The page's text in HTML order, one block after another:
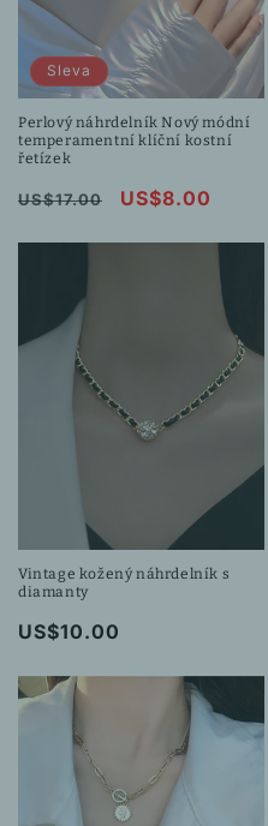
Sleva
Perlový náhrdelník Nový módní
temperamentní klíční kostní
řetízek
Běžná
US$17.00
Výprodejová
US$8.00
Vintage kožený náhrdelník s
diamanty
Běžná
US$10.00